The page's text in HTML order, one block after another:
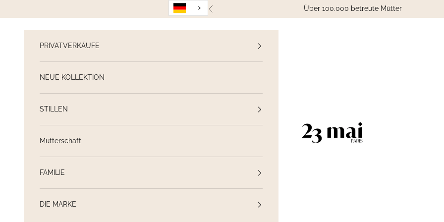
Zurück Über 100.000 betreute Mütter
23 Mai Paris
PRIVATVERKÄUFE
NEUE KOLLEKTION
STILLEN
Mutterschaft
FAMILIE
DIE MARKE